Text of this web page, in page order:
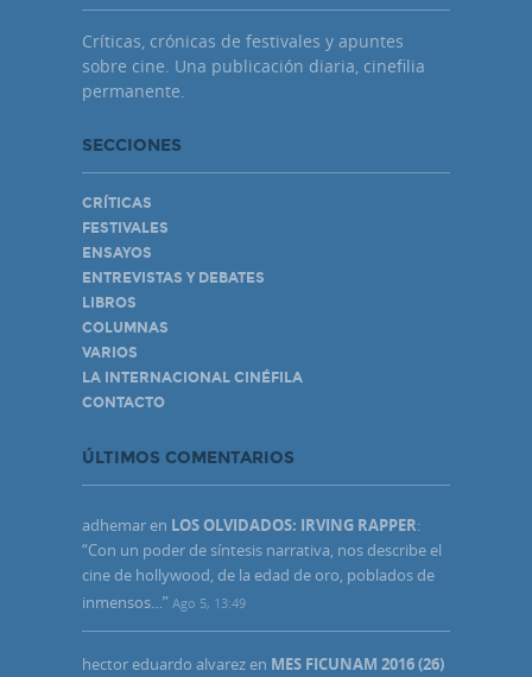
Críticas, crónicas de festivales y apuntes
sobre cine. Una publicación diaria, cinefilia
permanente.
SECCIONES
CRÍTICAS
FESTIVALES
ENSAYOS
ENTREVISTAS Y DEBATES
LIBROS
COLUMNAS
VARIOS
LA INTERNACIONAL CINÉFILA
CONTACTO
ÚLTIMOS COMENTARIOS
adhemar en LOS OLVIDADOS: IRVING RAPPER:
“Con un poder de síntesis narrativa, nos describe el
cine de hollywood, de la edad de oro, poblados de
inmensos…” Ago 5, 13:49
hector eduardo alvarez en MES FICUNAM 2016 (26)